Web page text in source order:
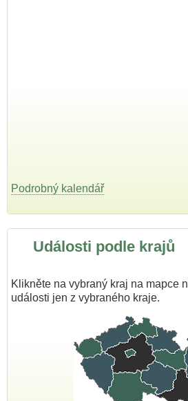
Podrobný kalendář
Události podle krajů
Klikněte na vybraný kraj na mapce
události jen z vybraného kraje.